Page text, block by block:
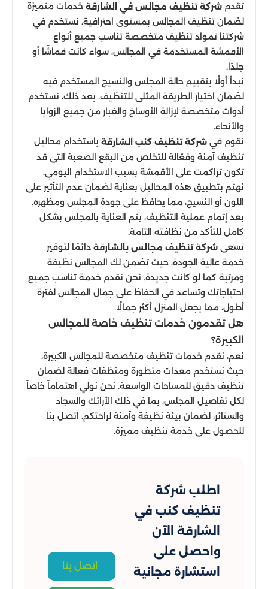
تقدم شركة تنظيف مجالس في الشارقة خدمات متميزة
لضمان تنظيف المجالس بمستوى احترافية. نستخدم في
شركتنا تمواد تنظيف متخصصة تناسب جميع أنواع
الأقمشة المستخدمة في المجالس، سواء كانت قماشًا أو
جلدًا.
نبدأ أولًا بتقييم حالة المجلس والنسيج المستخدم فيه
لضمان اختيار الطريقة المثلى للتنظيف. بعد ذلك، نستخدم
أدوات متخصصة لإزالة الأوساخ والغبار من جميع الزوايا
والأنحاء.
نقوم في شركة تنظيف كنب الشارقة باستخدام محاليل
تنظيف آمنة وفعّالة للتخلص من البقع الصعبة التي قد
تكون تراكمت على الأقمشة بسبب الاستخدام اليومي.
نهتم بتطبيق هذه المحاليل بعناية لضمان عدم التأثير على
اللون أو النسيج، مما يحافظ على جودة المجلس ومظهره.
بعد إتمام عملية التنظيف، يتم العناية بالمجلس بشكل
كامل للتأكد من نظافته التامة.
تسعى شركة تنظيف مجالس بالشارقة دائمًا لتوفير
خدمة عالية الجودة، حيث تضمن لك المجالس نظيفة
ومرتبة كما لو كانت جديدة. نحن نقدم خدمة تناسب جميع
احتياجاتك وتساعد في الحفاظ على جمال المجالس لفترة
أطول، مما يجعل المنزل أكثر جمالًا.
هل تقدمون خدمات تنظيف خاصة للمجالس
الكبيرة؟
نعم، نقدم خدمات تنظيف متخصصة للمجالس الكبيرة،
حيث نستخدم معدات متطورة ومنظفات فعالة لضمان
تنظيف دقيق للمساحات الواسعة. نحن نولي اهتماماً خاصاً
لكل تفاصيل المجلس، بما في ذلك الأرائك والسجاد
والستائر، لضمان بيئة نظيفة وآمنة لراحتكم. اتصل بنا
للحصول على خدمة تنظيف مميزة.
اطلب شركة
تنظيف كنب في
الشارقة الآن
واحصل على
استشارة مجانية
اتصل بنا